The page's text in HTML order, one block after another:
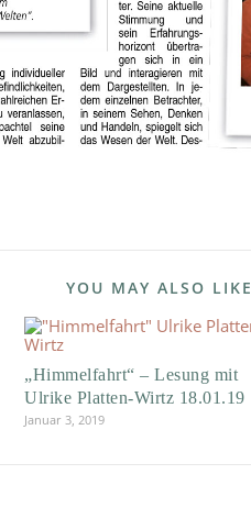
YOU MAY ALSO LIKE
„Himmelfahrt“ – Lesung mit
Ulrike Platten-Wirtz 18.01.19
Januar 3, 2019